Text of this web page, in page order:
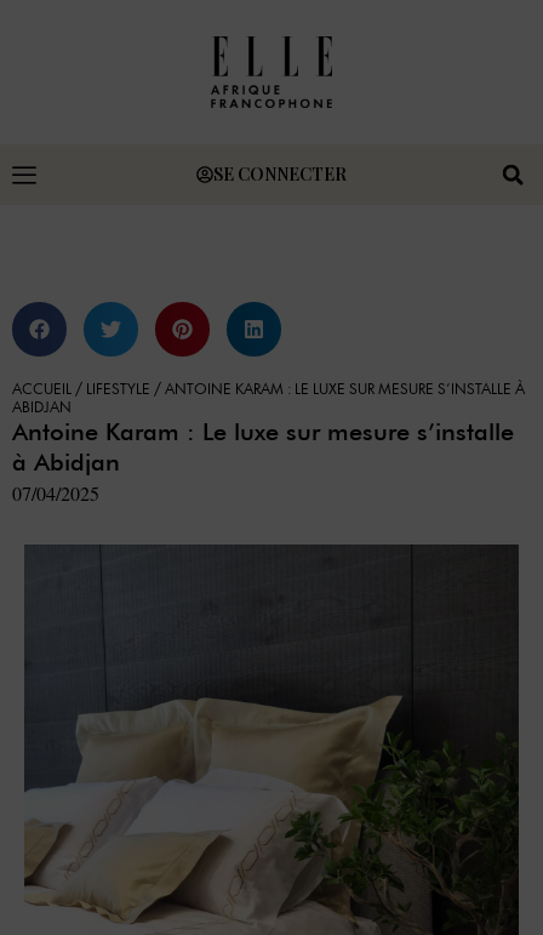
SE CONNECTER
ACCUEIL / LIFESTYLE / ANTOINE KARAM : LE LUXE SUR MESURE S’INSTALLE À
ABIDJAN
Antoine Karam : Le luxe sur mesure s’installe
à Abidjan
07/04/2025